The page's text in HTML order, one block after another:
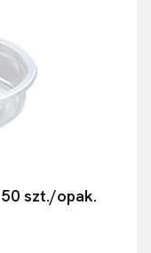
ml - 50 szt./opak.